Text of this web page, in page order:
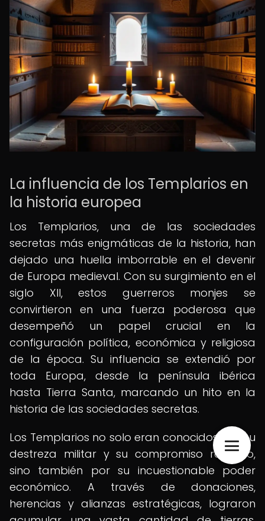
La influencia de los Templarios en
la historia europea
Los Templarios, una de las sociedades
secretas más enigmáticas de la historia, han
dejado una huella imborrable en el devenir
de Europa medieval. Con su surgimiento en el
siglo XII, estos guerreros monjes se
convirtieron en una fuerza poderosa que
desempeñó un papel crucial en la
configuración política, económica y religiosa
de la época. Su influencia se extendió por
toda Europa, desde la península ibérica
hasta Tierra Santa, marcando un hito en la
historia de las sociedades secretas.
Los Templarios no solo eran conocidos por su
destreza militar y su compromiso religioso,
sino también por su incuestionable poder
económico. A través de donaciones,
herencias y alianzas estratégicas, lograron